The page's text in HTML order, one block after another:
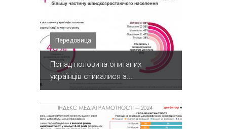
Передовица
Понад половина опитаних
українців стикалися з...